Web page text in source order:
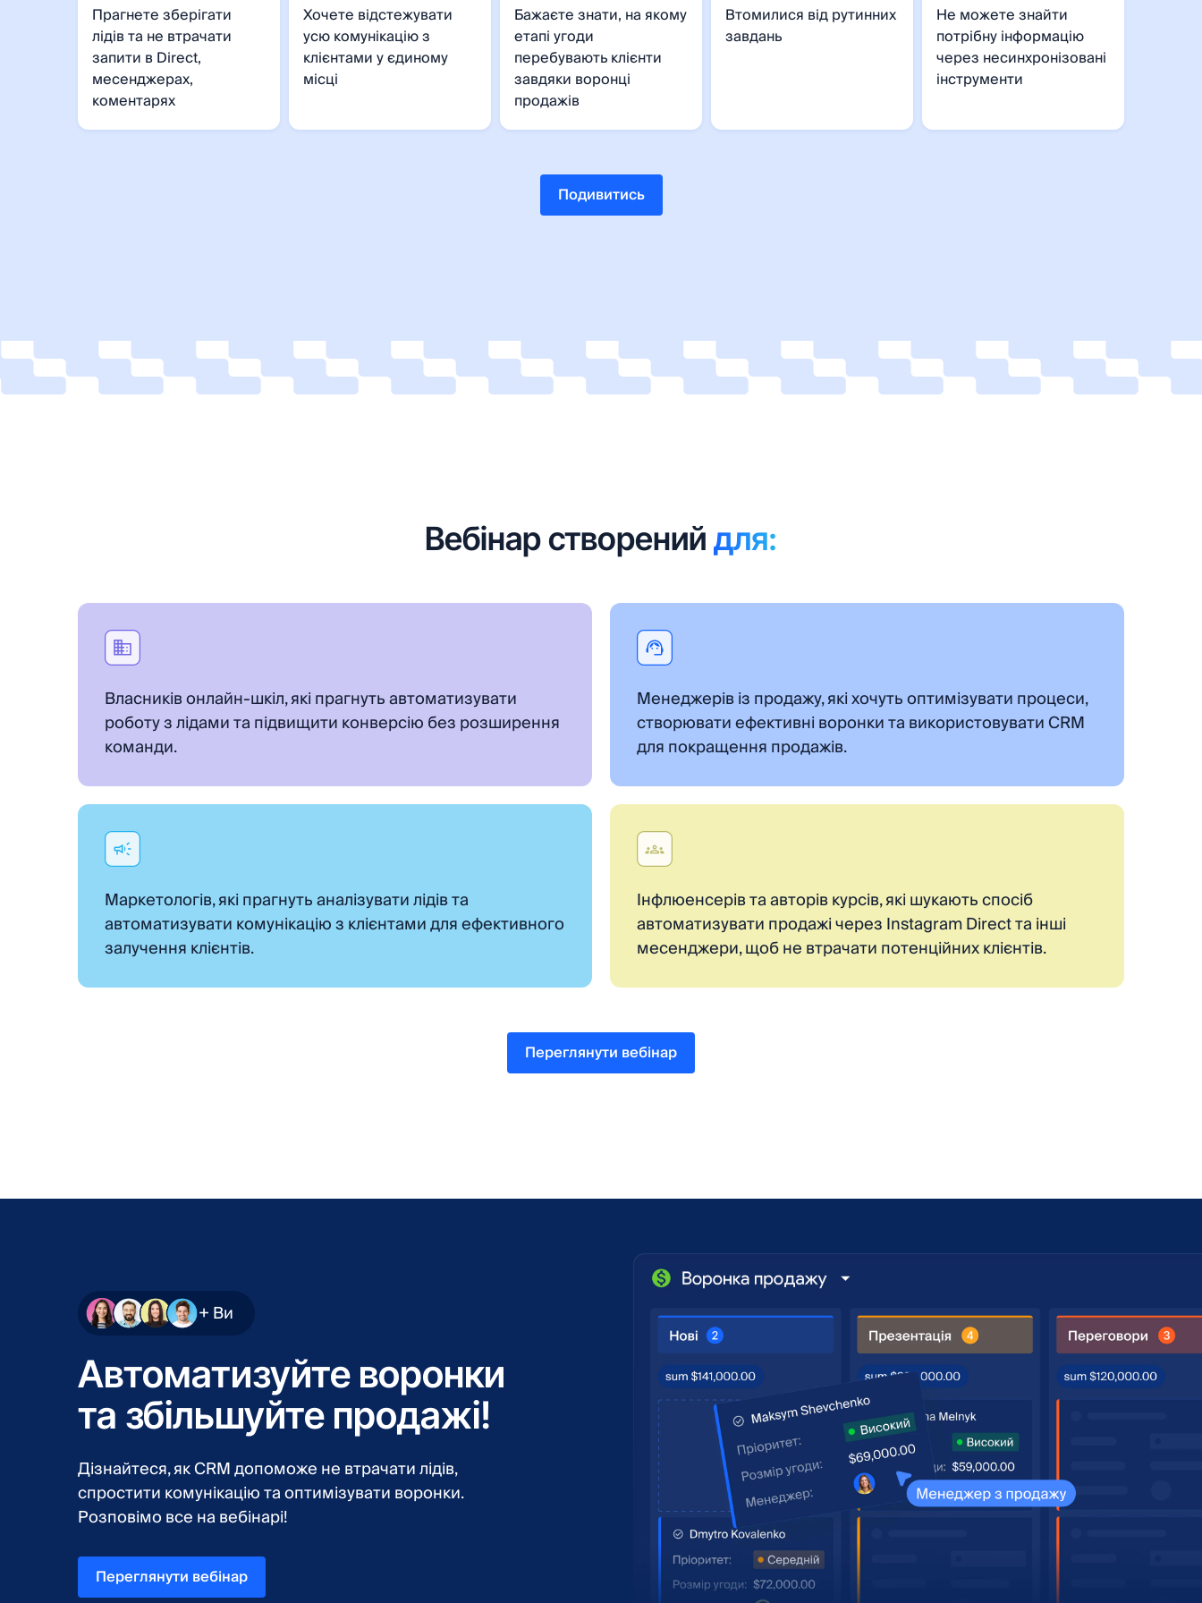
Прагнете зберігати
лідів та не втрачати
запити в Direct,
месенджерах,
коментарях
Хочете відстежувати
усю комунікацію з
клієнтами у єдиному
місці
Бажаєте знати, на якому
етапі угоди
перебувають клієнти
завдяки воронці
продажів
Втомилися від рутинних
завдань
Не можете знайти
потрібну інформацію
через несинхронізовані
інструменти
Подивитись
Вебінар створений для:
Власників онлайн-шкіл, які прагнуть автоматизувати
роботу з лідами та підвищити конверсію без розширення
команди.
Менеджерів із продажу, які хочуть оптимізувати процеси,
створювати ефективні воронки та використовувати CRM
для покращення продажів.
Маркетологів, які прагнуть аналізувати лідів та
автоматизувати комунікацію з клієнтами для ефективного
залучення клієнтів.
Інфлюенсерів та авторів курсів, які шукають спосіб
автоматизувати продажі через Instagram Direct та інші
месенджери, щоб не втрачати потенційних клієнтів.
Переглянути вебінар
+ Ви
Автоматизуйте воронки
та збільшуйте продажі!
Дізнайтеся, як CRM допоможе не втрачати лідів,
спростити комунікацію та оптимізувати воронки.
Розповімо все на вебінарі!
Переглянути вебінар